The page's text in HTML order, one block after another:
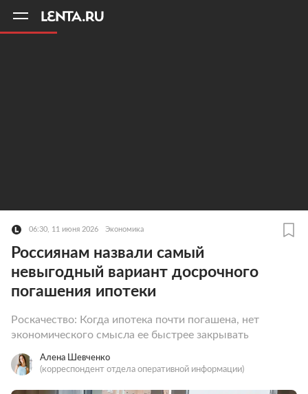
06:30, 11 июня 2026 Экономика
Россиянам назвали самый
невыгодный вариант досрочного
погашения ипотеки
Роскачество: Когда ипотека почти погашена, нет
экономического смысла ее быстрее закрывать
Алена Шевченко
(корреспондент отдела оперативной информации)